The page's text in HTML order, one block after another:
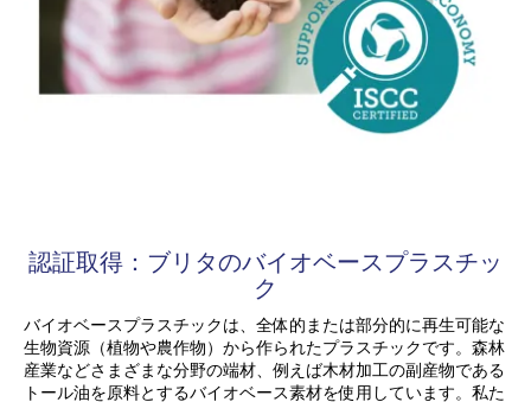
認証取得：ブリタのバイオベースプラスチッ
ク
バイオベースプラスチックは、全体的または部分的に再生可能な
生物資源（植物や農作物）から作られたプラスチックです。森林
産業などさまざまな分野の端材、例えば木材加工の副産物である
トール油を原料とするバイオベース素材を使用しています。私た